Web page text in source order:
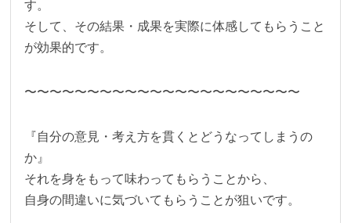
す。
そして、その結果・成果を実際に体感してもらうこと
が効果的です。
〜〜〜〜〜〜〜〜〜〜〜〜〜〜〜〜〜〜〜〜〜〜
『自分の意見・考え方を貫くとどうなってしまうの
か』
それを身をもって味わってもらうことから、
自身の間違いに気づいてもらうことが狙いです。